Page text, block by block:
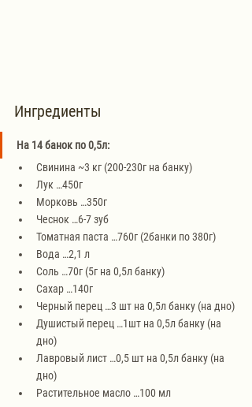
Ингредиенты
На 14 банок по 0,5л:
Свинина ~3 кг (200-230г на банку)
Лук …450г
Морковь …350г
Чеснок …6-7 зуб
Томатная паста …760г (2банки по 380г)
Вода …2,1 л
Соль …70г (5г на 0,5л банку)
Сахар …140г
Черный перец …3 шт на 0,5л банку (на дно)
Душистый перец …1шт на 0,5л банку (на
дно)
Лавровый лист …0,5 шт на 0,5л банку (на
дно)
Растительное масло …100 мл